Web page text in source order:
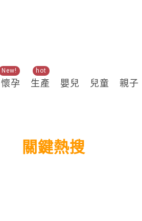
懷孕
New!
生產
hot
嬰兒 兒童 親子
關鍵熱搜